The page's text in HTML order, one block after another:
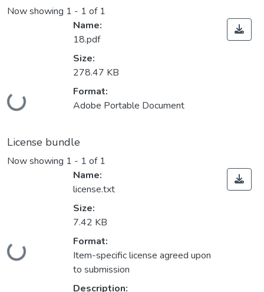
Now showing 1 - 1 of 1
Loading...
Name:
18.pdf
Size:
278.47 KB
Format:
Adobe Portable Document
License bundle
Now showing 1 - 1 of 1
Loading...
Name:
license.txt
Size:
7.42 KB
Format:
Item-specific license agreed upon
to submission
Description: